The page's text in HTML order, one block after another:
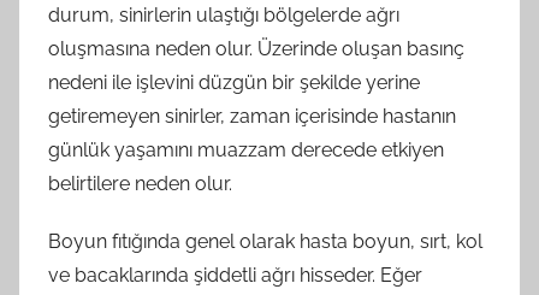
durum, sinirlerin ulaştığı bölgelerde ağrı
oluşmasına neden olur. Üzerinde oluşan basınç
nedeni ile işlevini düzgün bir şekilde yerine
getiremeyen sinirler, zaman içerisinde hastanın
günlük yaşamını muazzam derecede etkiyen
belirtilere neden olur.
Boyun fıtığında genel olarak hasta boyun, sırt, kol
ve bacaklarında şiddetli ağrı hisseder. Eğer